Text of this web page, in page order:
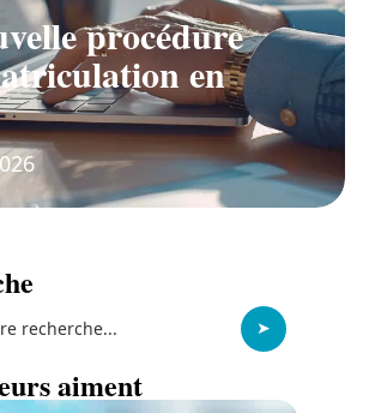
procédure
en
aiment